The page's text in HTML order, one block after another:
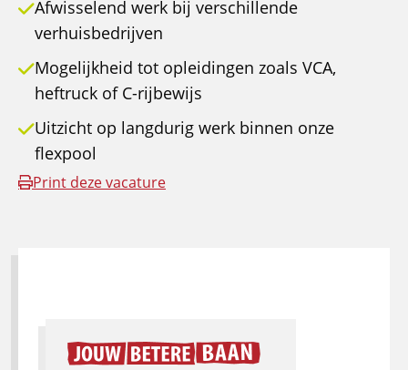
Afwisselend werk bij verschillende
verhuisbedrijven
Mogelijkheid tot opleidingen zoals VCA,
heftruck of C-rijbewijs
Uitzicht op langdurig werk binnen onze
flexpool
Print deze vacature